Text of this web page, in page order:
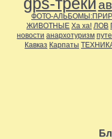
gps-треки
ФОТО-
ЖИВОТНЫЕ Ха ха! ЛОВ
новости анархотуризм
Кавказ Карпаты